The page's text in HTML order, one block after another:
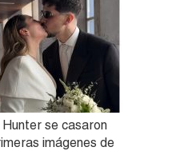
se casaron
imágenes de